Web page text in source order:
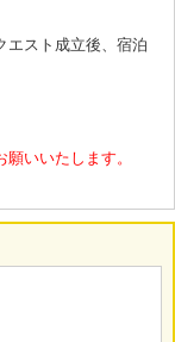
スト成立後、宿泊
いいたします。